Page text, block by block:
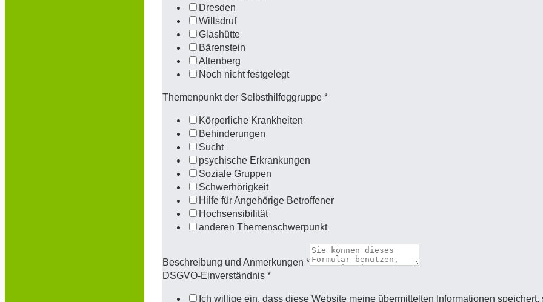
Dresden
Willsdruf
Glashütte
Bärenstein
Altenberg
Noch nicht festgelegt
Themenpunkt der Selbsthilfeggruppe *
Körperliche Krankheiten
Behinderungen
Sucht
psychische Erkrankungen
Soziale Gruppen
Schwerhörigkeit
Hilfe für Angehörige Betroffener
Hochsensibilität
anderen Themenschwerpunkt
Beschreibung und Anmerkungen *
DSGVO-Einverständnis *
Ich willige ein, dass diese Website meine übermittelten Informationen speichert,